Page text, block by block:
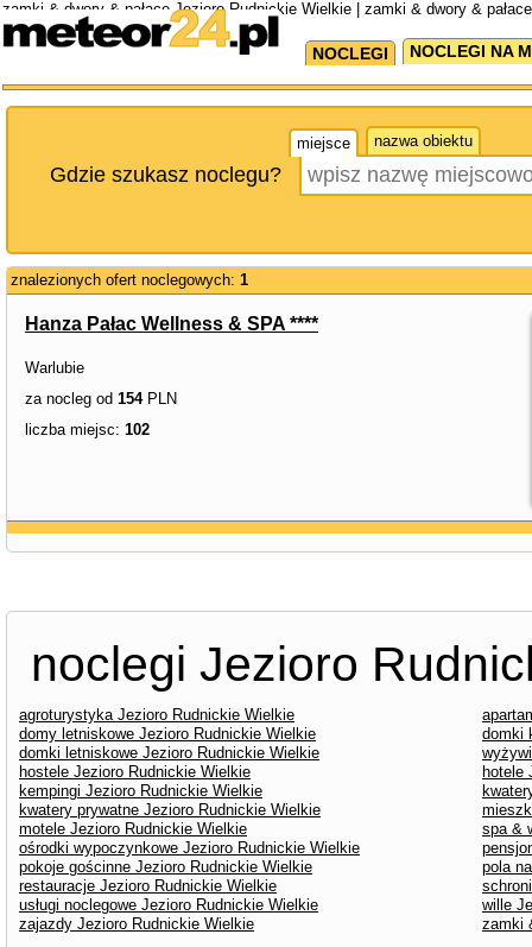
zamki & dwory & pałace Jezioro Rudnickie Wielkie | zamki & dwory &
Wielkiego
NOCLEGI NOCLEGI NA
miejsce nazwa obiektu
Gdzie szukasz noclegu?
znalezionych ofert noclegowych: 1
Hanza Pałac Wellness & SPA ****
Warlubie
za nocleg od 154PLN
liczba miejsc: 102
noclegi Jezioro
agroturystyka Jezioro Rudnickie Wielkie
domy letniskowe Jezioro Rudnickie Wielkie
domki
domki letniskowe Jezioro Rudnickie Wielkie
hostele Jezioro Rudnickie Wielkie
hotele
kempingi Jezioro Rudnickie Wielkie
kwatery prywatne Jezioro Rudnickie Wielkie
motele Jezioro Rudnickie Wielkie
spa &
ośrodki wypoczynkowe Jezioro Rudnickie Wielkie
pokoje gościnne Jezioro Rudnickie Wielkie
pola
restauracje Jezioro Rudnickie Wielkie
usługi noclegowe Jezioro Rudnickie Wielkie
wille
zajazdy Jezioro Rudnickie Wielkie
zamki